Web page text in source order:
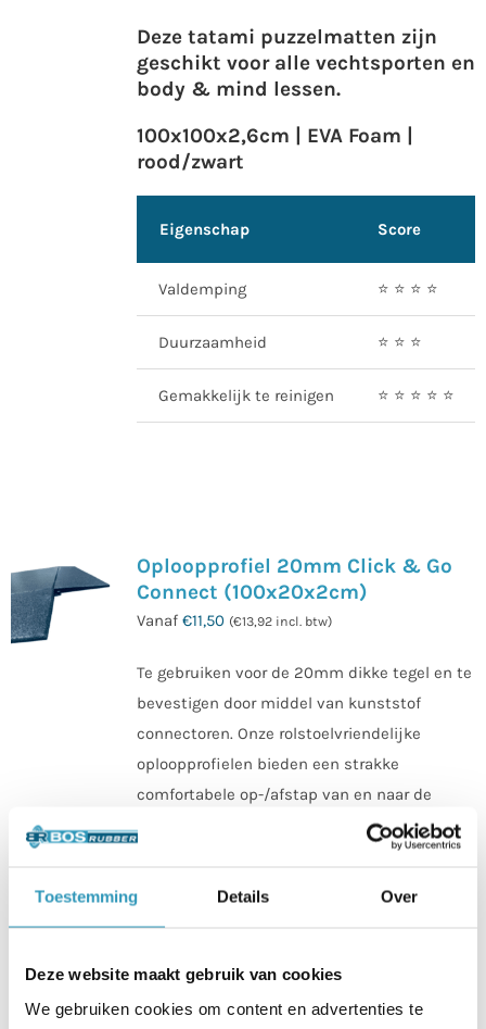
Toestemming Details Over
Deze website maakt gebruik van cookies
We gebruiken cookies om content en advertenties te
Deze tatami puzzelmatten zijn
geschikt voor alle vechtsporten en
body & mind lessen.
100x100x2,6cm | EVA Foam |
rood/zwart
Eigenschap Score
Valdemping ⭐️ ⭐️ ⭐️ ⭐️
Duurzaamheid ⭐️ ⭐️ ⭐️
Gemakkelijk te reinigen ⭐️ ⭐️ ⭐️ ⭐️ ⭐️
Oploopprofiel 20mm Click & Go
Connect (100x20x2cm)
Vanaf €11,50 (€13,92incl. btw)
Te gebruiken voor de 20mm dikke tegel en te
bevestigen door middel van kunststof
connectoren. Onze rolstoelvriendelijke
oploopprofielen bieden een strakke
comfortabele op-/afstap van en naar de
sportvloer.
Mooie afwerking, makkelijke opstap.
100x20x2cm | SBR
granulaatrubber | zwart